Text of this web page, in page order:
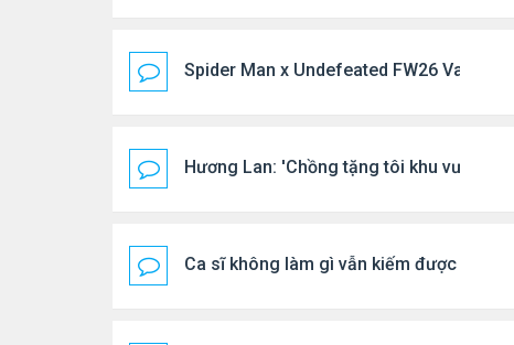
Spider Man x Undefeated FW26 Varsity
Hương Lan: 'Chồng tặng tôi khu vườn tình
Ca sĩ không làm gì vẫn kiếm được 400